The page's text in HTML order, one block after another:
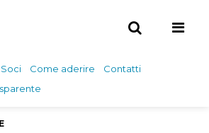
Soci Come aderire
Contatti